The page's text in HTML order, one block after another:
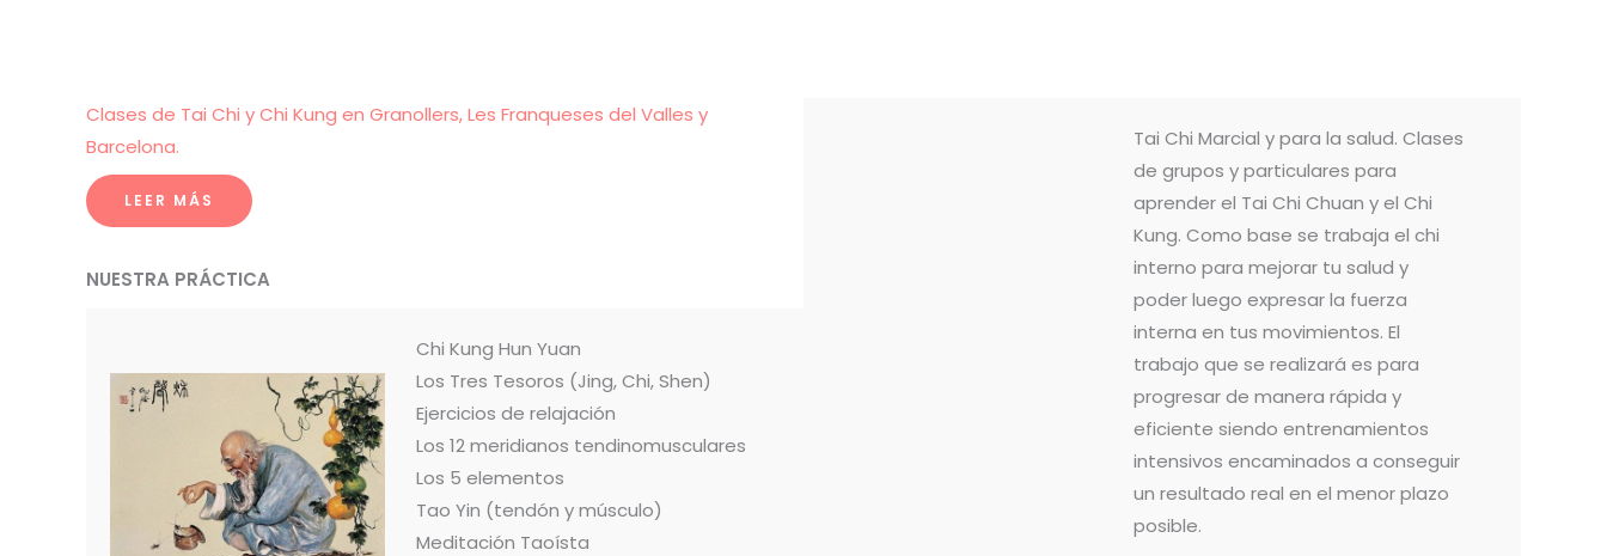
Clases de Tai Chi y Chi Kung en Granollers, Les Franqueses del Valles y
Barcelona.
LEER MÁS
NUESTRA PRÁCTICA
Chi Kung Hun Yuan
Los Tres Tesoros (Jing, Chi, Shen)
Ejercicios de relajación
Los 12 meridianos tendinomusculares
Los 5 elementos
Tao Yin (tendón y músculo)
Meditación Taoísta
Tai Chi Marcial y para la salud. Clases
de grupos y particulares para
aprender el Tai Chi Chuan y el Chi
Kung. Como base se trabaja el chi
interno para mejorar tu salud y
poder luego expresar la fuerza
interna en tus movimientos. El
trabajo que se realizará es para
progresar de manera rápida y
eficiente siendo entrenamientos
intensivos encaminados a conseguir
un resultado real en el menor plazo
posible.